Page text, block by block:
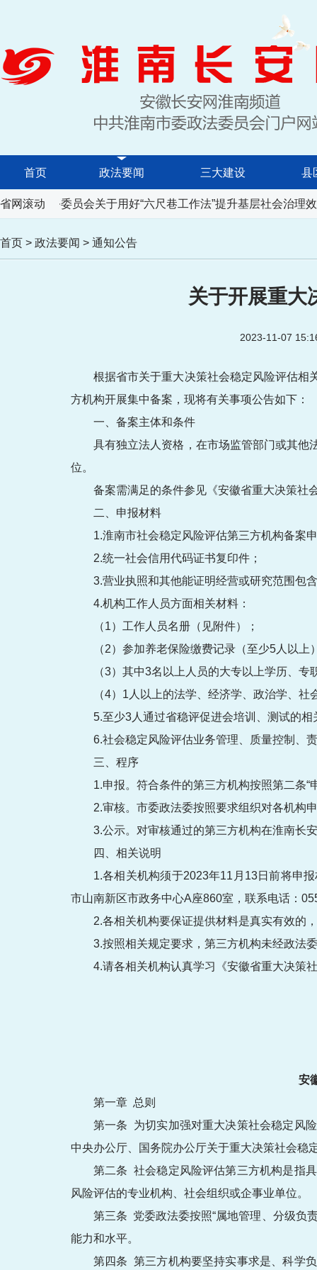
首页 政法要闻 三大建设 县
省网滚动
大会常务委员会关于用好“六尺巷工作法”提升基层社会治理效
首页 > 政法要闻 > 通知公告
关于开展重大
2023-11-07
根据省市关于重大决策社会稳定风险评估相
方机构开展集中备案，现将有关事项公告如下：
一、备案主体和条件
具有独立法人资格，在市场监管部门或其他
位。
备案需满足的条件参见《安徽省重大决策社
二、申报材料
1.淮南市社会稳定风险评估第三方机构备案
2.统一社会信用代码证书复印件；
3.营业执照和其他能证明经营或研究范围包
4.机构工作人员方面相关材料：
（1）工作人员名册（见附件）；
（2）参加养老保险缴费记录（至少5人以上
（3）其中3名以上人员的大专以上学历、
（4）1人以上的法学、经济学、政治学、
5.至少3人通过省稳评促进会培训、测试的相
6.社会稳定风险评估业务管理、质量控制、
三、程序
1.申报。符合条件的第三方机构按照第二条
2.审核。市委政法委按照要求组织对各机构
3.公示。对审核通过的第三方机构在淮南长
四、相关说明
1.各相关机构须于2023年11月13日前将申
市山南新区市政务中心A座860室，联系电话：
2.各相关机构要保证提供材料是真实有效的
3.按照相关规定要求，第三方机构未经政法
4.请各相关机构认真学习《安徽省重大决策
安
第一章 总则
第一条 为切实加强对重大决策社会稳定风
中央办公厅、国务院办公厅关于重大决策社会稳
第二条 社会稳定风险评估第三方机构是指
风险评估的专业机构、社会组织或企事业单位。
第三条 党委政法委按照“属地管理、分级负
能力和水平。
第四条 第三方机构要坚持实事求是、科学